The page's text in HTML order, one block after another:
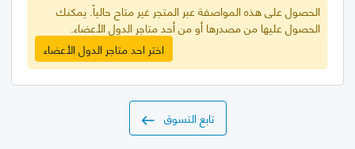
الحصول على هذه المواصفة عبر المتجر غير متاح حالياً. يمكنك
الحصول عليها من مصدرها أو من أحد متاجر الدول الأعضاء.
اختر احد متاجر الدول الأعضاء
تابع التسوق